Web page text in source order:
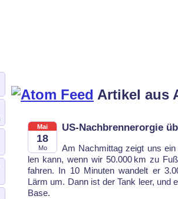
Artikel aus
Mai
18
Mo
US-Nachbrennerorgie
Am Nach­mit­tag zeigt uns
len kann, wenn wir 50.000 km zu
fah­ren. In 10 Mi­nu­ten wan­delt er
Lärm um. Dann ist der Tank leer, und
Ba­se.